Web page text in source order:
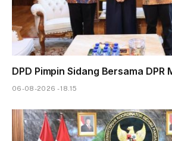
DPD Pimpin Sidang Bersama DPR
06-08-2026 - 18.15